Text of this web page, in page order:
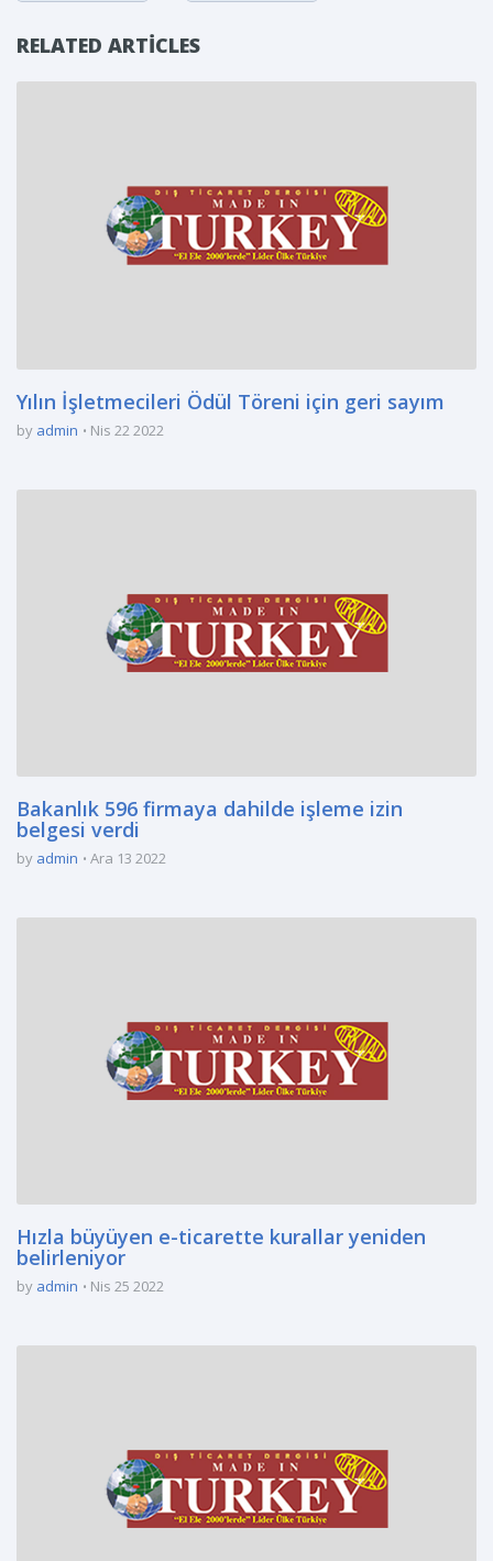
RELATED ARTICLES
Yılın İşletmecileri Ödül Töreni için geri sayım
by admin Nis 22 2022
Bakanlık 596 firmaya dahilde işleme izin
belgesi verdi
by admin Ara 13 2022
Hızla büyüyen e-ticarette kurallar yeniden
belirleniyor
by admin Nis 25 2022